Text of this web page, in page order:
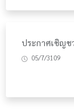
ประกาศเชิญช
05/7/3109